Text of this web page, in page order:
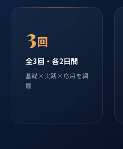
3回
全3回・各2日間
基礎×実践×応用を網
羅